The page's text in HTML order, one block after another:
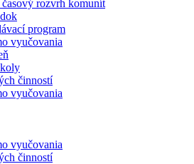
rozvrh komunít
program
vyučovania
činností
vyučovania
vyučovania
činností